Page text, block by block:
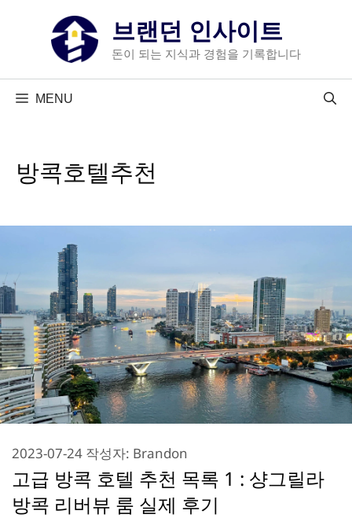
브랜던 인사이트
돈이 되는 지식과 경험을 기록합니다
MENU
방콕호텔추천
고급 방콕 호텔 추천 목록 1 : 샹그릴라
방콕 리버뷰 룸 실제 후기
2023-07-24 작성자: Brandon